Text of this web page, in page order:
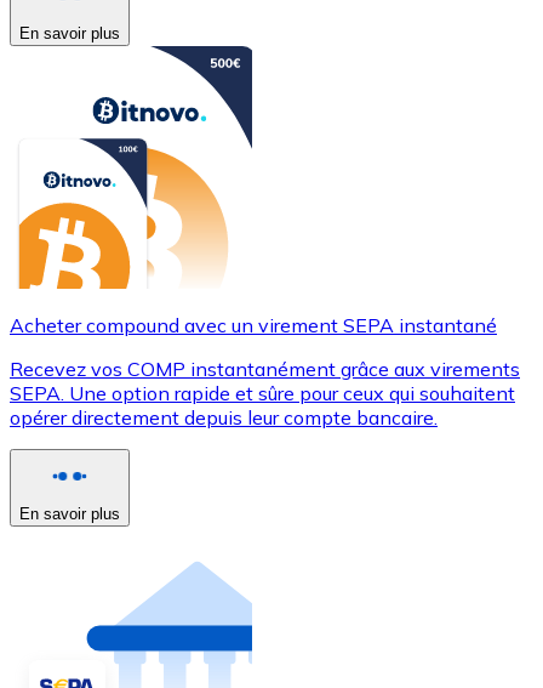
En savoir plus
Acheter compound avec un virement SEPA instantané
Recevez vos COMP instantanément grâce aux virements
SEPA. Une option rapide et sûre pour ceux qui souhaitent
opérer directement depuis leur compte bancaire.
En savoir plus